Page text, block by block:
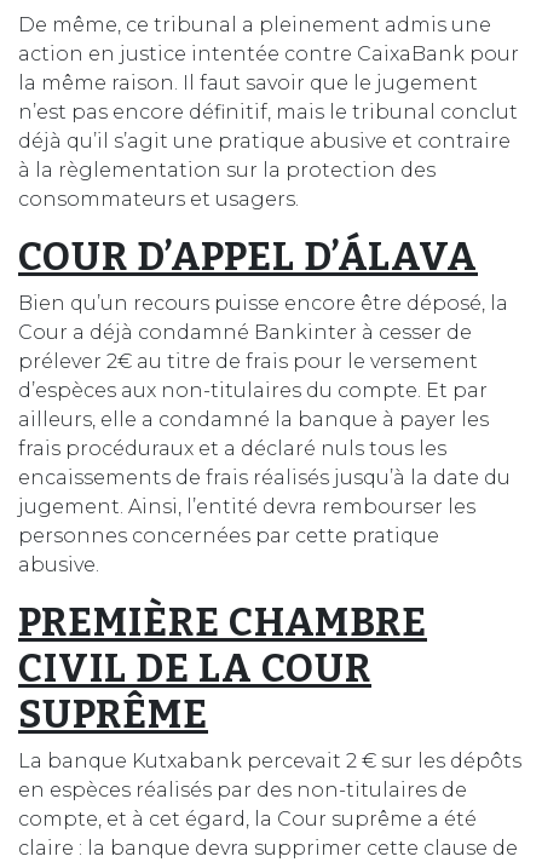
De même, ce tribunal a pleinement admis une
action en justice intentée contre CaixaBank pour
la même raison. Il faut savoir que le jugement
n’est pas encore définitif, mais le tribunal conclut
déjà qu’il s’agit une pratique abusive et contraire
à la règlementation sur la protection des
consommateurs et usagers.
COUR D’APPEL D’ÁLAVA
Bien qu’un recours puisse encore être déposé, la
Cour a déjà condamné Bankinter à cesser de
prélever 2€ au titre de frais pour le versement
d’espèces aux non-titulaires du compte. Et par
ailleurs, elle a condamné la banque à payer les
frais procéduraux et a déclaré nuls tous les
encaissements de frais réalisés jusqu’à la date du
jugement. Ainsi, l’entité devra rembourser les
personnes concernées par cette pratique
abusive.
PREMIÈRE CHAMBRE
CIVIL DE LA COUR
SUPRÊME
La banque Kutxabank percevait 2 € sur les dépôts
en espèces réalisés par des non-titulaires de
compte, et à cet égard, la Cour suprême a été
claire : la banque devra supprimer cette clause de